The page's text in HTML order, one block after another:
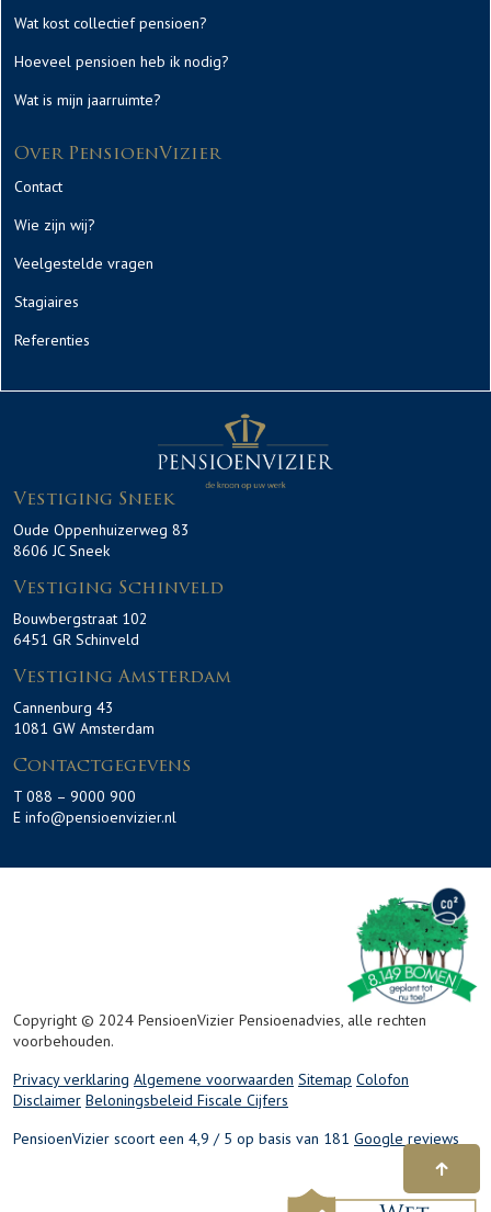
Wat kost collectief pensioen?
Hoeveel pensioen heb ik nodig?
Wat is mijn jaarruimte?
Over PensioenVizier
Contact
Wie zijn wij?
Veelgestelde vragen
Stagiaires
Referenties
Vestiging Sneek
Oude Oppenhuizerweg 83
8606 JC Sneek
Vestiging Schinveld
Bouwbergstraat 102
6451 GR Schinveld
Vestiging Amsterdam
Cannenburg 43
1081 GW Amsterdam
Contactgegevens
T 088 – 9000 900
E info@pensioenvizier.nl
Copyright © 2024 PensioenVizier Pensioenadvies, alle rechten
voorbehouden.
Privacy verklaring Algemene voorwaarden Sitemap Colofon
Disclaimer Beloningsbeleid Fiscale Cijfers
PensioenVizier scoort een 4,9 / 5 op basis van 181 Google reviews